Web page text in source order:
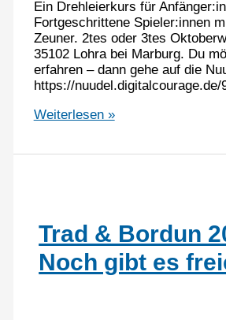
Ein Drehleierkurs für
Fortgeschrittene Spieler:innen
Zeuner. 2tes oder 3tes
35102 Lohra bei Marburg. Du
erfahren – dann gehe auf die
https://
Leierkurs
Weiterlesen »
Trad & Bordun
Noch gibt es